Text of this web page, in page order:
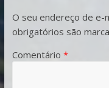
O seu endereço de e-
obrigatórios são
Comentário *